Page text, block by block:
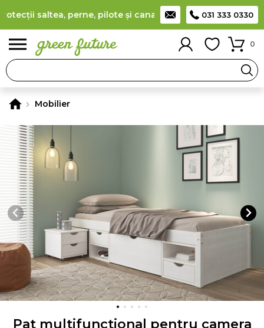
saltea, perne, pilote și canapele (detalii) Producător
031 333 0330
0
Mobilier
Pat multifunctional pentru camera